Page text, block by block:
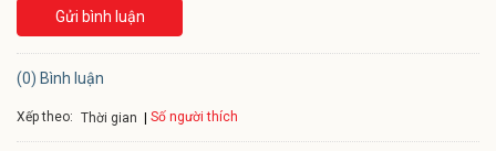
Gửi bình luận
(0) Bình luận
Xếp theo: Thời gian Số người thích